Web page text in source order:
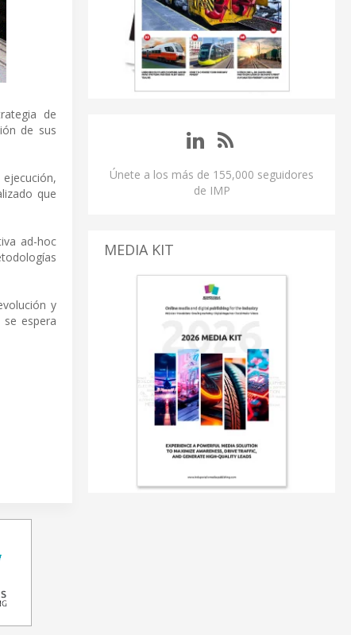
de
de sus
ejecución,
que
ad-hoc
y
espera
Únete a los más de 155,000 seguidores
de IMP
MEDIA KIT